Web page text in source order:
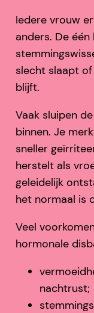
Iedere vrouw
anders. De
slecht slaapt
blijft.
Vaak sluipen
binnen. Je
sneller
herstelt als
geleidelijk
het normaal is
Veel
hormonale
nachtrust;